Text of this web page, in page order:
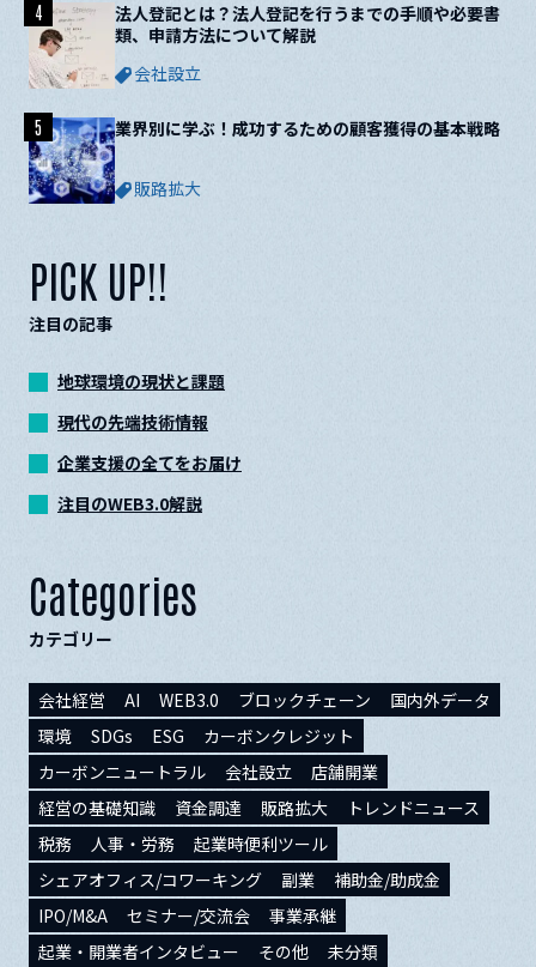
法人登記とは？法人登記を行うまでの手順や必要書
類、申請方法について解説
会社設立
4
業界別に学ぶ！成功するための顧客獲得の基本戦略
販路拡大
5
PICK UP!!
注目の記事
地球環境の現状と課題
現代の先端技術情報
企業支援の全てをお届け
注目のWEB3.0解説
Categories
カテゴリー
会社経営 AI WEB3.0 ブロックチェーン
国内外データ
環境
SDGs ESG
カーボンクレジット
カーボンニュートラル
会社設立
店舗開業
経営の基礎知識
資金調達 販路拡大
トレンドニュース
税務
人事・労務
起業時便利ツール
シェアオフィス/コワーキング
副業
補助金/助成金
IPO/M&A
セミナー/交流会
事業承継
起業・開業者インタビュー
その他 未分類